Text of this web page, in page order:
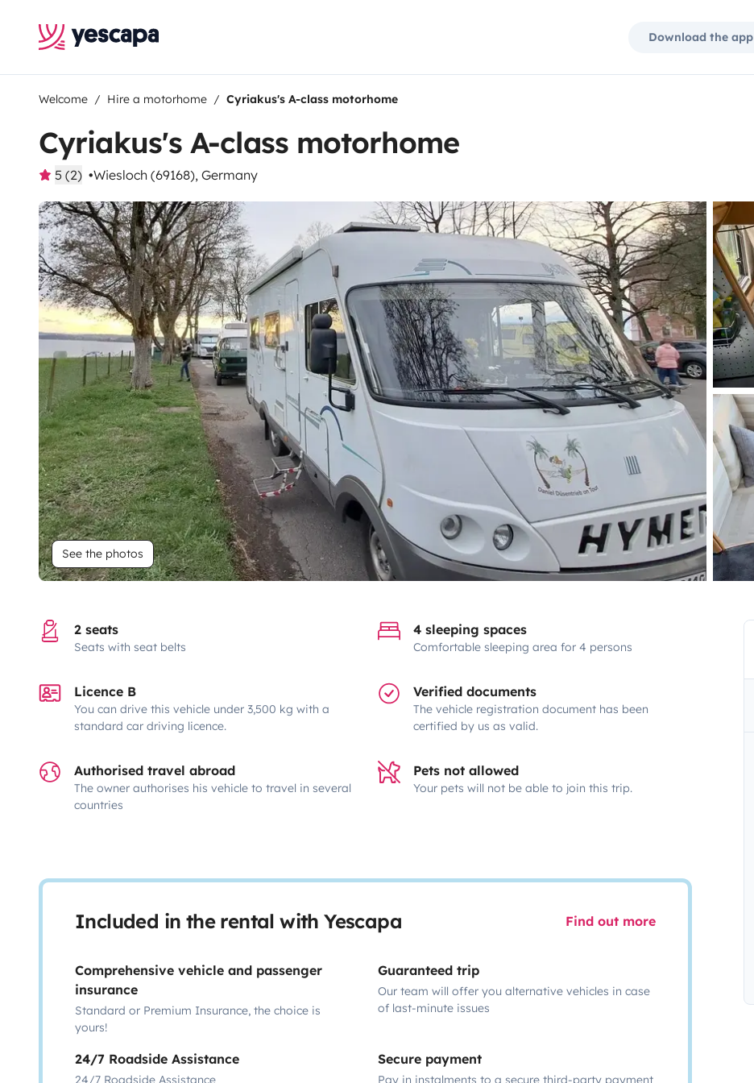
Download the app
Welcome Hire a motorhome Cyriakus's A-class motorhome
Cyriakus's A-class motorhome
5 (2) Wiesloch (69168), Germany
See the photos
2 seats
Seats with seat belts
4 sleeping spaces
Comfortable sleeping area for 4 persons
Licence B
You can drive this vehicle under 3,500 kg with a
standard car driving licence.
Verified documents
The vehicle registration document has been
certified by us as valid.
Authorised travel abroad
The owner authorises his vehicle to travel in several
countries
Pets not allowed
Your pets will not be able to join this trip.
Included in the rental with Yescapa Find out more
Comprehensive vehicle and passenger
insurance
Standard or Premium Insurance, the choice is
yours!
Guaranteed trip
Our team will offer you alternative vehicles in case
of last-minute issues
24/7 Roadside Assistance
24/7 Roadside Assistance
Secure payment
Pay in instalments to a secure third-party payment